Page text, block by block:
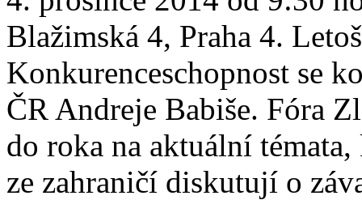
Blažimská 4, Praha 4.
Konkurenceschopnost se
ČR Andreje Babiše. Fóra
do roka na aktuální
ze zahraničí diskutují o